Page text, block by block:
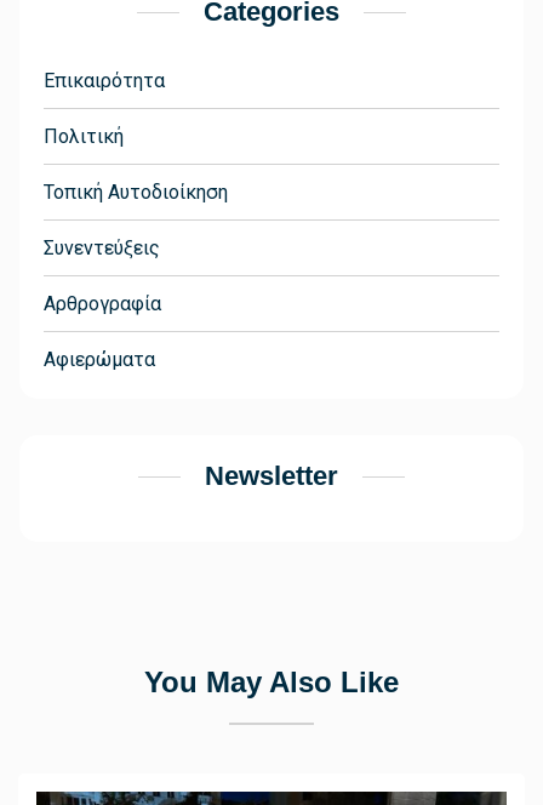
Categories
Επικαιρότητα
Πολιτική
Τοπική Αυτοδιοίκηση
Συνεντεύξεις
Αρθρογραφία
Αφιερώματα
Newsletter
You May Also Like